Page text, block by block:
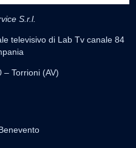
S.r.l.
televisivo di Lab Tv canale 84
– Torrioni (AV)